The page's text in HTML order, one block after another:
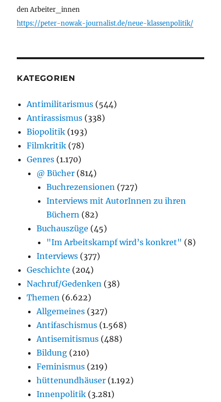
den Arbeiter_innen
https://peter-nowak-journalist.de/neue-klassenpolitik/
KATEGORIEN
Antimilitarismus (544)
Antirassismus (338)
Biopolitik (193)
Filmkritik (78)
Genres (1.170)
@ Bücher (814)
Buchrezensionen (727)
Interviews mit AutorInnen zu ihren
Büchern (82)
Buchauszüge (45)
"Im Arbeitskampf wird’s konkret" (8)
Interviews (377)
Geschichte (204)
Nachruf/Gedenken (38)
Themen (6.622)
Allgemeines (327)
Antifaschismus (1.568)
Antisemitismus (488)
Bildung (210)
Feminismus (219)
hüttenundhäuser (1.192)
Innenpolitik (3.281)